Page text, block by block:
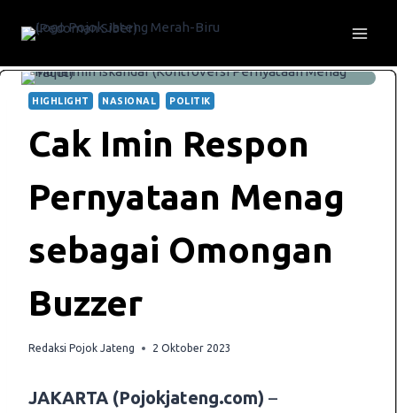
HIGHLIGHT NASIONAL POLITIK
Cak Imin Respon
Pernyataan Menag
sebagai Omongan
Buzzer
Redaksi Pojok Jateng 2 Oktober 2023
JAKARTA (Pojokjateng.com) –